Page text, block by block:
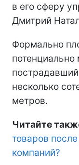
в его сферу
Дмитрий
Формально
пострадавший
несколько
метров.
Читайте
товаров
компаний?